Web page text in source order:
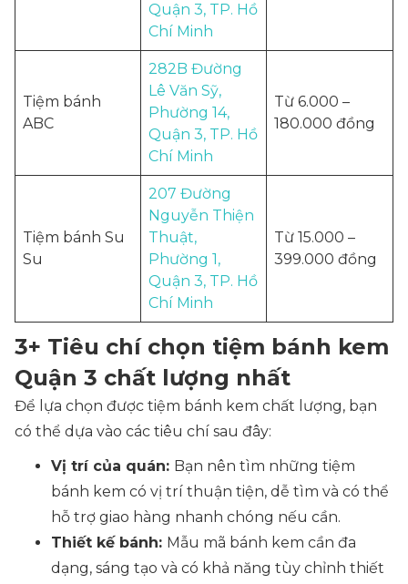
Quận 3, TP. Hồ
Chí Minh
Tiệm bánh
ABC
282B Đường
Lê Văn Sỹ,
Phường 14,
Quận 3, TP. Hồ
Chí Minh
Từ 6.000 –
180.000 đồng
Tiệm bánh Su
Su
207 Đường
Nguyễn Thiện
Thuật,
Phường 1,
Quận 3, TP. Hồ
Chí Minh
Từ 15.000 –
399.000 đồng
3+ Tiêu chí chọn tiệm bánh kem
Quận 3 chất lượng nhất
Để lựa chọn được tiệm bánh kem chất lượng, bạn
có thể dựa vào các tiêu chí sau đây:
Vị trí của quán: Bạn nên tìm những tiệm
bánh kem có vị trí thuận tiện, dễ tìm và có thể
hỗ trợ giao hàng nhanh chóng nếu cần.
Thiết kế bánh: Mẫu mã bánh kem cần đa
dạng, sáng tạo và có khả năng tùy chỉnh thiết